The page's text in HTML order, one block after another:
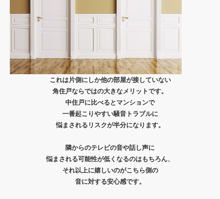
これは片側にしか他の部屋が接していない
角住戸ならではの大きなメリットです。
中住戸に比べるとマンションで
一番起こりやすい騒音トラブルに
悩まされるリスクが半分になります。
隣からのテレビの音や話し声に
悩まされる可能性が低くなるのはもちろん、
それ以上に嬉しいのがこちら側の
音に対する安心感です。